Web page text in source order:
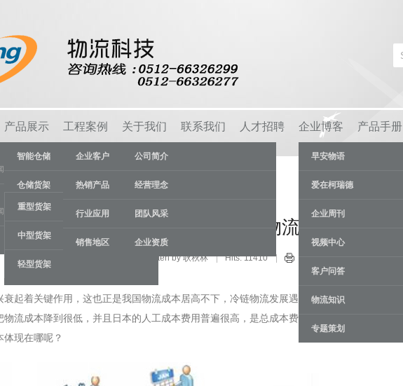
讯
，推动行业发展。
产品展示
智能仓储
仓储货架
重型货架
中型货架
轻型货架
物流容器
车间设备
线棒系统
工程案例
企业客户
热销产品
行业应用
销售地区
关于我们
公司简介
经营理念
团队风采
企业资质
联系我们 人才招聘 企业博客
早安物语
爱在柯瑞德
企业周刊
视频中心
客户问答
物流知识
专题策划
产品手册
浅谈日本的低成本冷链物流
Written by 耿秋林 Hits: 11410
衰起着关键作用，这也正是我国物流成本居高不下，冷链物流发展遇阻的主要原因。但纵观
物流成本降到很低，并且日本的人工成本费用普遍很高，是总成本费用的一半左右，那么，
体现在哪呢？